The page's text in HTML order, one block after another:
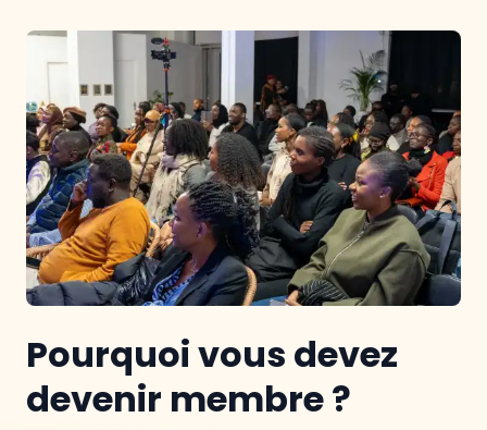
Pourquoi vous devez
devenir membre ?